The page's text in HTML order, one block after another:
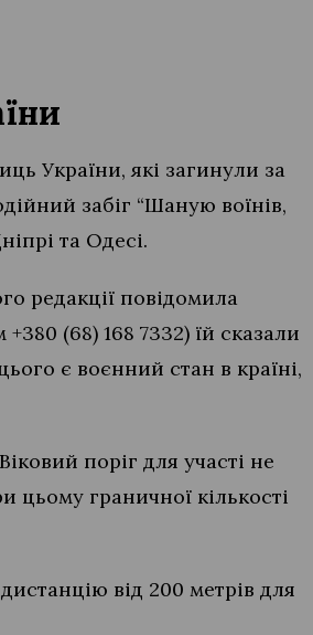
України, які загинули за
забіг “Шаную воїнів,
та Одесі.
редакції повідомила
(68) 168 7332) їй сказали
є воєнний стан в країні,
поріг для участі не
цьому граничної кількості
від 200 метрів для